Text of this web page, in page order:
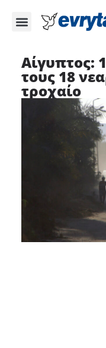
Αίγυπτος:
τους 18
τροχαίο